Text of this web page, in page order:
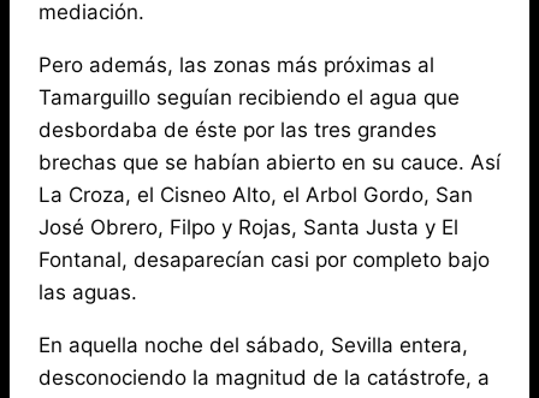
mediación.
Pero además, las zonas más próximas al
Tamarguillo seguían recibiendo el agua que
desbordaba de éste por las tres grandes
brechas que se habían abierto en su cauce. Así
La Croza, el Cisneo Alto, el Arbol Gordo, San
José Obrero, Filpo y Rojas, Santa Justa y El
Fontanal, desaparecían casi por completo bajo
las aguas.
En aquella noche del sábado, Sevilla entera,
desconociendo la magnitud de la catástrofe, a